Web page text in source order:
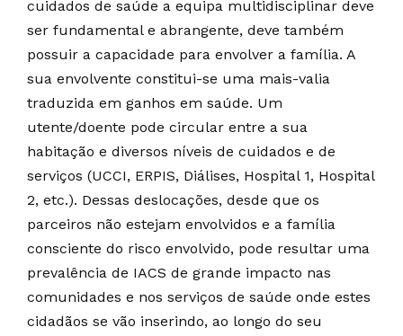
cuidados de saúde a equipa multidisciplinar deve
ser fundamental e abrangente, deve também
possuir a capacidade para envolver a família. A
sua envolvente constitui-se uma mais-valia
traduzida em ganhos em saúde. Um
utente/doente pode circular entre a sua
habitação e diversos níveis de cuidados e de
serviços (UCCI, ERPIS, Diálises, Hospital 1, Hospital
2, etc.). Dessas deslocações, desde que os
parceiros não estejam envolvidos e a família
consciente do risco envolvido, pode resultar uma
prevalência de IACS de grande impacto nas
comunidades e nos serviços de saúde onde estes
cidadãos se vão inserindo, ao longo do seu